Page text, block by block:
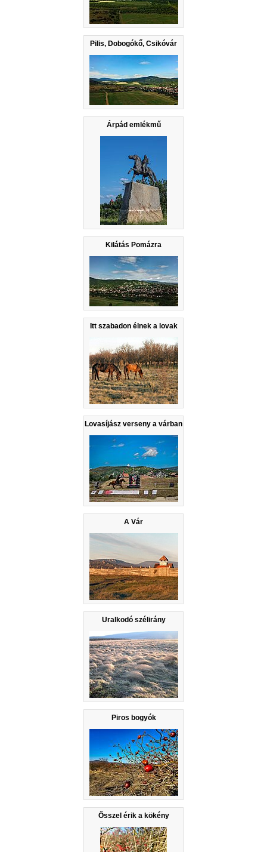
Pilis, Dobogókő, Csikóvár
Árpád emlékmű
Kilátás Pomázra
Itt szabadon élnek a lovak
Lovasíjász verseny a várban
A Vár
Uralkodó szélirány
Piros bogyók
Ősszel érik a kökény